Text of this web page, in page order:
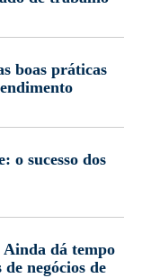
boas práticas
o sucesso dos
Ainda dá tempo
negócios de